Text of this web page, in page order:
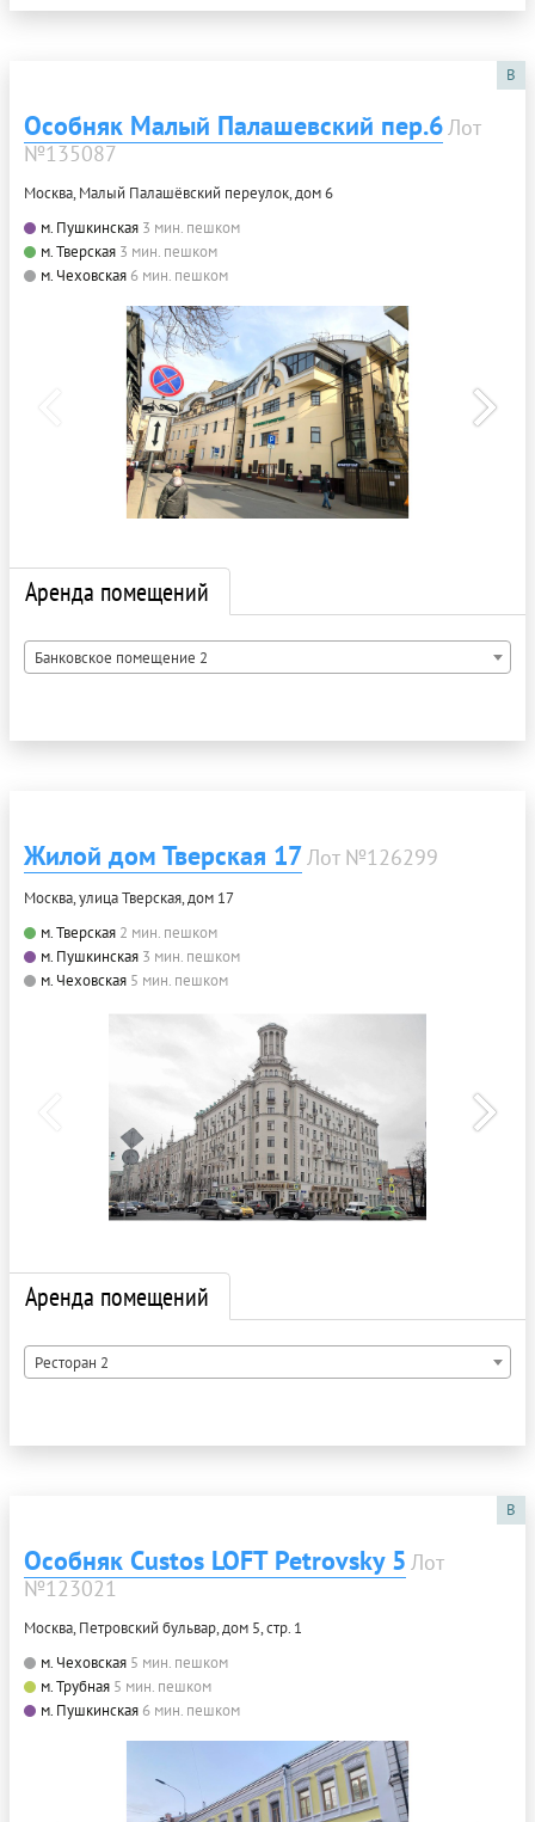
B
Особняк Малый Палашевский пер.6Лот
№135087
Москва, Малый Палашёвский переулок, дом 6
м. Пушкинская 3 мин. пешком
м. Тверская 3 мин. пешком
м. Чеховская 6 мин. пешком
Аренда помещений
Банковское помещение 2
Жилой дом Тверская 17Лот №126299
Москва, улица Тверская, дом 17
м. Тверская 2 мин. пешком
м. Пушкинская 3 мин. пешком
м. Чеховская 5 мин. пешком
Аренда помещений
Ресторан 2
B
Особняк Custos LOFT Petrovsky 5 Лот
№123021
Москва, Петровский бульвар, дом 5, стр. 1
м. Чеховская 5 мин. пешком
м. Трубная 5 мин. пешком
м. Пушкинская 6 мин. пешком